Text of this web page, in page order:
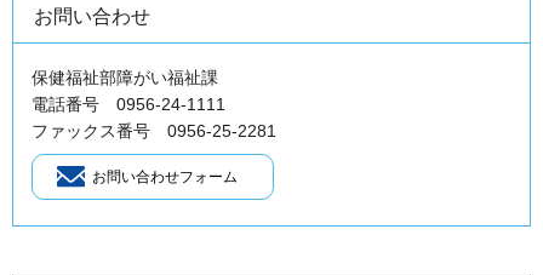
お問い合わせ
保健福祉部障がい福祉課
電話番号 0956-24-1111
ファックス番号 0956-25-2281